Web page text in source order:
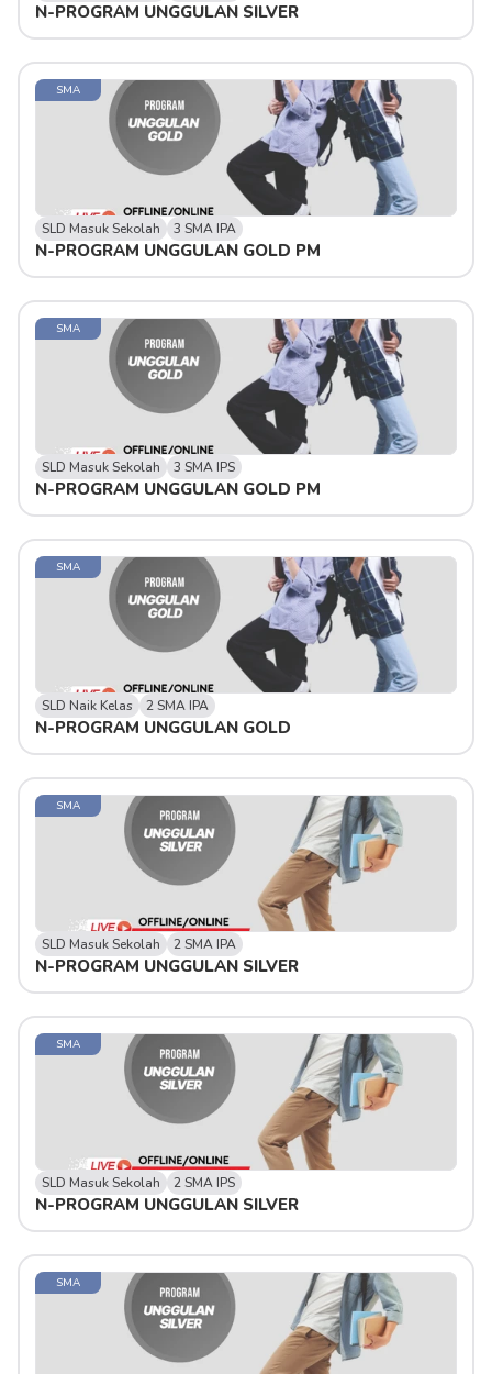
N-PROGRAM UNGGULAN SILVER
SMA
SLD Masuk Sekolah 3 SMA IPA
N-PROGRAM UNGGULAN GOLD PM
SMA
SLD Masuk Sekolah 3 SMA IPS
N-PROGRAM UNGGULAN GOLD PM
SMA
SLD Naik Kelas 2 SMA IPA
N-PROGRAM UNGGULAN GOLD
SMA
SLD Masuk Sekolah 2 SMA IPA
N-PROGRAM UNGGULAN SILVER
SMA
SLD Masuk Sekolah 2 SMA IPS
N-PROGRAM UNGGULAN SILVER
SMA